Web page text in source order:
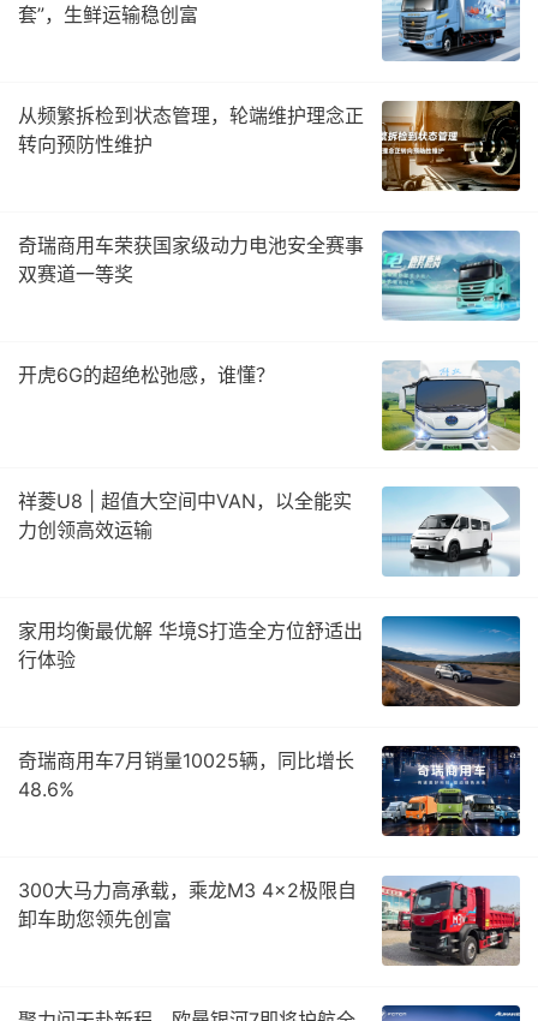
套”，生鲜运输稳创富
从频繁拆检到状态管理，轮端维护理念正
转向预防性维护
奇瑞商用车荣获国家级动力电池安全赛事
双赛道一等奖
开虎6G的超绝松弛感，谁懂？
祥菱U8 | 超值大空间中VAN，以全能实
力创领高效运输
家用均衡最优解 华境S打造全方位舒适出
行体验
奇瑞商用车7月销量10025辆，同比增长
48.6%
300大马力高承载，乘龙M3 4×2极限自
卸车助您领先创富